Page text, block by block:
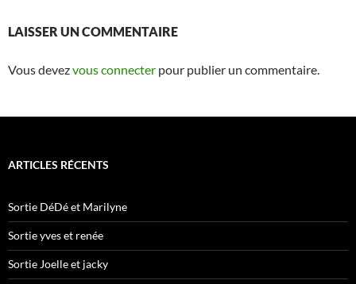
LAISSER UN COMMENTAIRE
Vous devezvous connecter pour publier un commentaire.
ARTICLES RÉCENTS
Sortie DéDé et Marilyne
Sortie yves et renée
Sortie Joelle et jacky